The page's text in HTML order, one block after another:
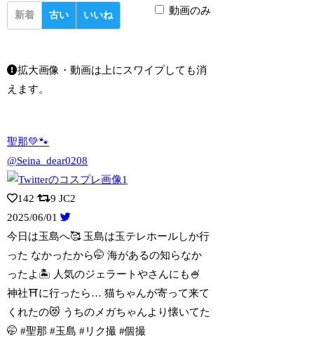
新着 古い いいね 動画のみ
拡大画像・動画は上にスワイプしても消
えます。
聖那💚🐾
@Seina_dear0208
142 9 JC2
2025/06/01
今日は玉島へ🥰 玉島は玉テレホールしか行
った なかったから🤭 海があるの知らなか
ったよ🏝️ 人気のジェラートやさんにも🍧
神社⛩️に行ったら… 猫ちゃんが寄って来て
くれたの😻 うちのメガちゃんより懐いてた
🤭 #聖那 #玉島 #リク撮 #個撮